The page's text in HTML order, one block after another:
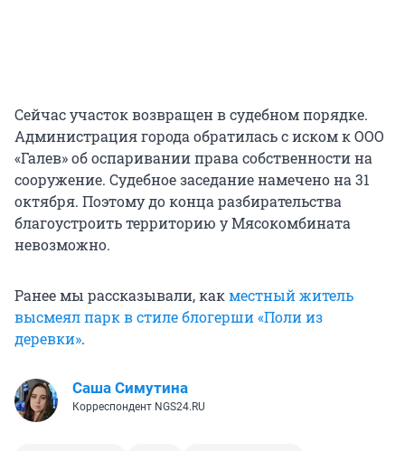
Сейчас участок возвращен в судебном порядке.
Администрация города обратилась с иском к ООО
«Галев» об оспаривании права собственности на
сооружение. Судебное заседание намечено на 31
октября. Поэтому до конца разбирательства
благоустроить территорию у Мясокомбината
невозможно.
Ранее мы рассказывали, какместный житель
высмеял парк в стиле блогерши «Поли из
деревки».
Саша Симутина
Корреспондент NGS24.RU